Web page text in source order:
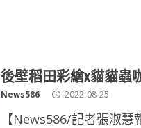
後壁稻田彩繪x貓貓蟲
News586 2022-08-25
【News586/記者張淑慧